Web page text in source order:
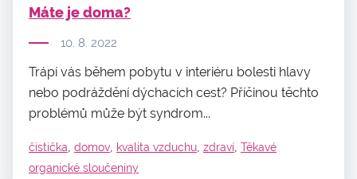
Máte je doma?
10. 8. 2022
Trápí vás během pobytu v interiéru bolesti hlavy
nebo podráždění dýchacích cest? Příčinou těchto
problémů může být syndrom...
čistička, domov, kvalita vzduchu, zdraví, Těkavé
organické sloučeniny